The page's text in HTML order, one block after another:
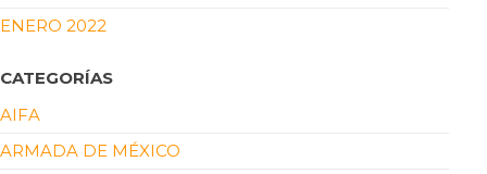
ENERO 2022
CATEGORÍAS
AIFA
ARMADA DE MÉXICO